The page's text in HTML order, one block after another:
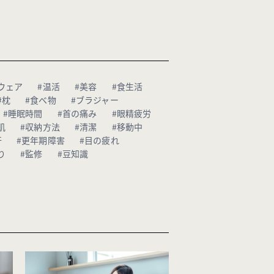
ェア #温活 #美容
#食生活
#食べ物
#ブラジャー
#睡眠時間
#首の痛み
#眼精疲労
#収納方法 #清潔
#移動中
#更年期障害
#目の疲れ
#監修 #豆知識